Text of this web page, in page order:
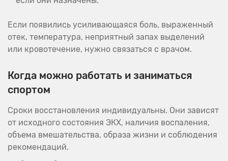
Если появились усиливающаяся боль, выраженный
отек, температура, неприятный запах выделений
или кровотечение, нужно связаться с врачом.
Когда можно работать и заниматься
спортом
Сроки восстановления индивидуальны. Они зависят
от исходного состояния ЭКХ, наличия воспаления,
объема вмешательства, образа жизни и соблюдения
рекомендаций.